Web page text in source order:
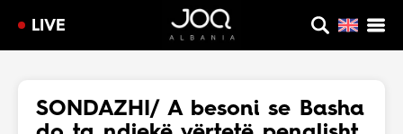
LIVE
SONDAZHI/ A besoni se Basha